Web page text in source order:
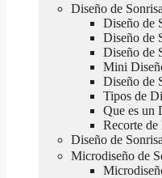
Diseño de Sonrisa
Diseño de
Diseño de
Diseño de
Mini
Diseño de
Tipos de
Que es un
Recorte
Diseño de
Microdiseño de